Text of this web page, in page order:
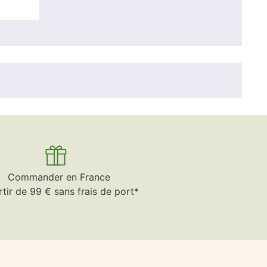
Commander en France
de 99 € sans frais de port*